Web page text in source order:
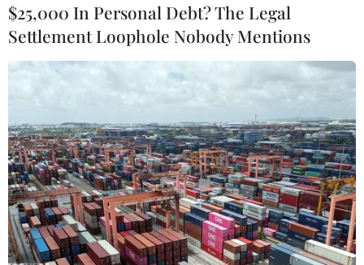
Tại Kết luận 177-KL/TW ngày 11/7/2025, Bộ
Chính trị, Ban Bí thư giao Ban Tổ chức Trung
$25,000 In Personal Debt? The Legal
Settlement Loophole Nobody Mentions